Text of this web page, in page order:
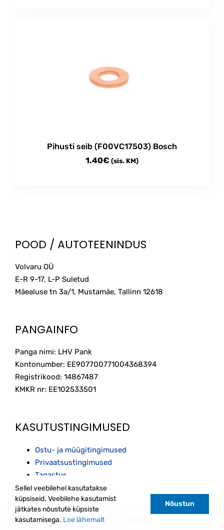
Pihusti seib (F00VC17503) Bosch
1.40€ (sis. KM)
POOD / AUTOTEENINDUS
Volvaru OÜ
E-R 9-17, L-P Suletud
Mäealuse tn 3a/1, Mustamäe, Tallinn 12618
PANGAINFO
Panga nimi: LHV Pank
Kontonumber: EE907700771004368394
Registrikood: 14867487
KMKR nr: EE102533501
KASUTUSTINGIMUSED
Ostu- ja müügitingimused
Privaatsustingimused
Tagastus
Kodulehe tegemine:
Sellel veebilehel kasutatakse
küpsiseid. Veebilehe kasutamist
jätkates nõustute küpsiste
kasutamisega. Loe lähemalt
Nõustun